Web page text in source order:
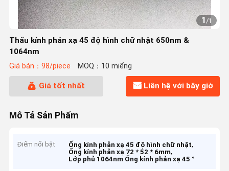
1/1
Thấu kính phản xạ 45 độ hình chữ nhật 650nm &
1064nm
Giá bán：98/piece MOQ：10 miếng
Giá tốt nhất Liên hệ với bây giờ
Mô Tả Sản Phẩm
Điểm nổi bật Ống kính phản xạ 45 độ hình chữ nhật,
Ống kính phản xạ 72 * 52 * 6mm,
Lớp phủ 1064nm Ống kính phản xạ 45 °